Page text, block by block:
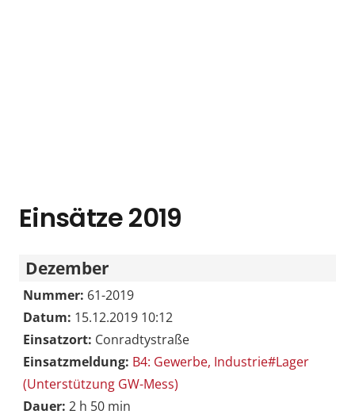
Einsätze 2019
Dezember
Nummer: 61-2019
Datum: 15.12.2019 10:12
Einsatzort: Conradtystraße
Einsatzmeldung: B4: Gewerbe, Industrie#Lager
(Unterstützung GW-Mess)
Dauer: 2 h 50 min